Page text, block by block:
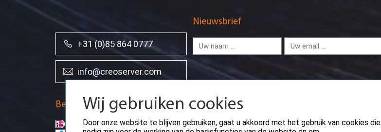
+31 (0)85 864 0777
info@creoserver.com
Nieuwsbrief
Betaalmethodes
Wij gebruiken cookies
Door onze website te blijven gebruiken, gaat u akkoord met het gebruik van cookies die